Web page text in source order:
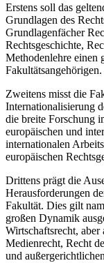
Erstens soll das
Grundlagen des
Grundlagenfächer
Rechtsgeschichte,
Methodenlehre einen
Fakultätsangehörigen.
Zweitens misst die
Internationalisierung
die breite Forschung
europäischen und
internationalen
europäischen
Drittens prägt die
Herausforderungen
Fakultät. Dies gilt
großen Dynamik
Wirtschaftsrecht,
Medienrecht, Recht
und